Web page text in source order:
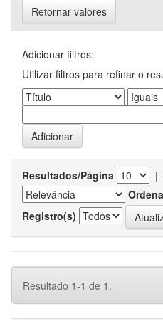
Retornar valores
Adicionar filtros:
Utilizar filtros para refinar o
Resultados/Página |
Registro(s)
Resultado 1-1 de 1.